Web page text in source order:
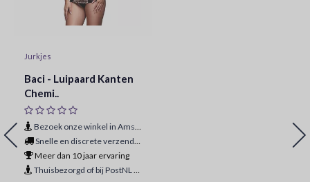
Jurkjes
Baci - Luipaard Kanten
Chemi..
Bezoek onze winkel in Amsterdam
Snelle en discrete verzending
Meer dan 10 jaar ervaring
Thuisbezorgd of bij PostNL ophaalpunt